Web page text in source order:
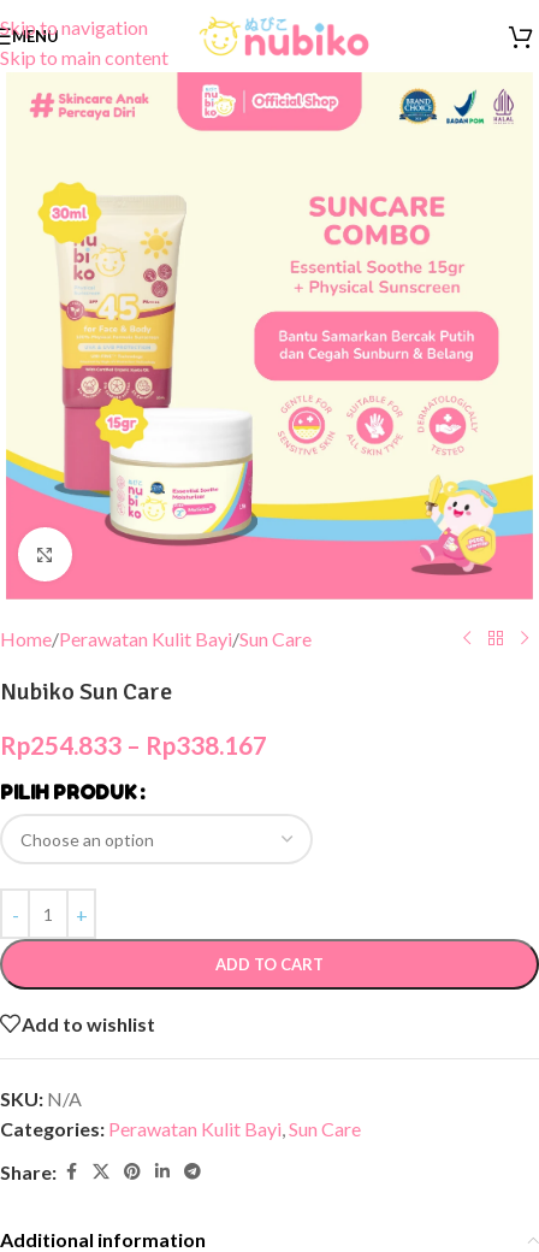
Skip to navigation
Skip to main content
MENU
Click to enlarge
Home/Perawatan Kulit Bayi/Sun Care
Nubiko Sun Care
Rp254.833 – Rp338.167
PILIH PRODUK
ADD TO CART
Add to wishlist
SKU: N/A
Categories: Perawatan Kulit Bayi,Sun Care
Share:
Additional information